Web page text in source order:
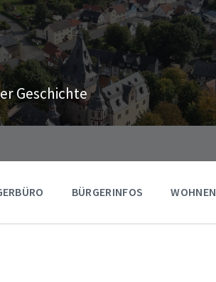
Geschichte
BÜRGERINFOS WOHNEN